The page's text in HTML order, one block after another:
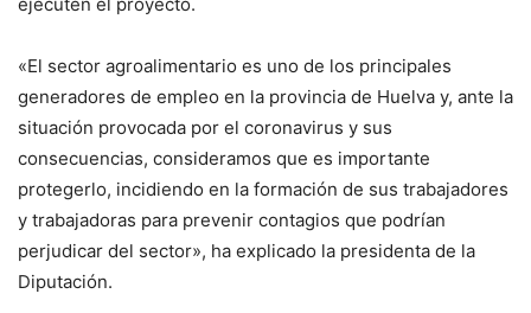
«El sector agroalimentario es uno de los principales
generadores de empleo en la provincia de Huelva y, ante la
situación provocada por el coronavirus y sus
consecuencias, consideramos que es importante
protegerlo, incidiendo en la formación de sus trabajadores
y trabajadoras para prevenir contagios que podrían
perjudicar del sector», ha explicado la presidenta de la
Diputación.